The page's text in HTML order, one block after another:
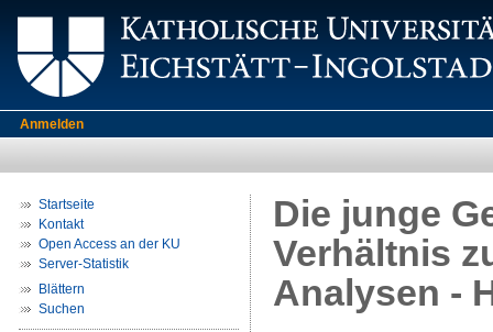
Anmelden
Startseite
Kontakt
Open Access an der KU
Server-Statistik
Blättern
Suchen
Die junge
Verhältnis
Analysen -